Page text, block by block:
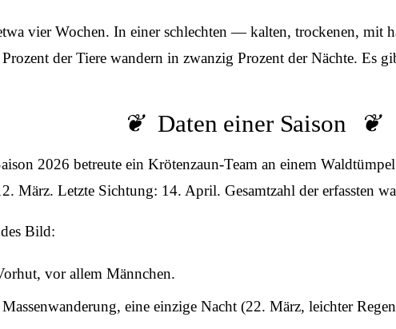
vier Wochen. In einer schlechten — kalten, trockenen, mit
der Tiere wandern in zwanzig Prozent der Nächte. Es
Daten einer Saison
2026 betreute ein Krötenzaun-Team an einem
März. Letzte Sichtung: 14. April. Gesamtzahl der erfassten
Bild:
vor allem Männchen.
eine einzige Nacht (22. März, leichter